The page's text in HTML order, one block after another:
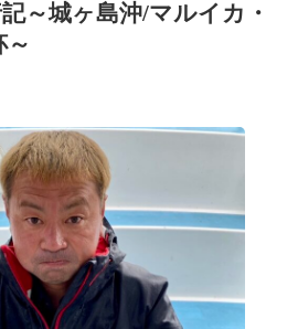
～城ヶ島沖/マルイカ・
～